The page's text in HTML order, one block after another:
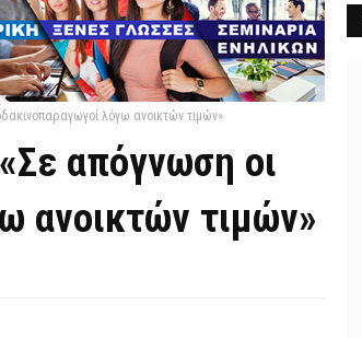
λόγω ανοικτών τιμών»
απόγνωση οι
ανοικτών τιμών»